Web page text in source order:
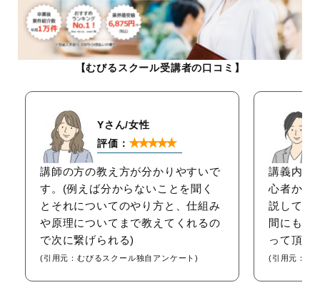
【むびるスクール受講者の口コミ】
Yさん/女性
評価：★★★★★
講師の方の教え方が分かりやすいで
す。(例えば分からないことを聞く
とそれについてのやり方と、仕組み
や原理についてまで教えてくれるの
で次に繋げられる)
(引用元：むびるスクール独自アンケート)
講義内容
心者から
説して下
間にも不
って頂き
(引用元：む